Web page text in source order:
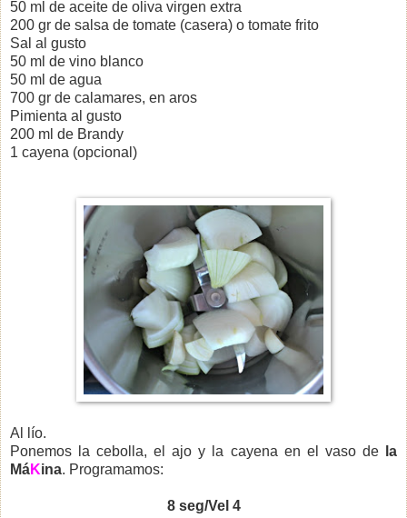
50 ml de aceite de oliva virgen extra
200 gr de salsa de tomate (casera) o tomate frito
Sal al gusto
50 ml de vino blanco
50 ml de agua
700 gr de calamares, en aros
Pimienta al gusto
200 ml de Brandy
1 cayena (opcional)
Al lío.
Ponemos la cebolla, el ajo y la cayena en el vaso de
la
MáKina. Programamos:
8 seg/Vel 4